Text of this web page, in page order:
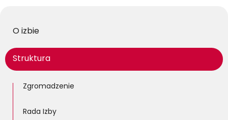
O izbie
Struktura
Zgromadzenie
Rada Izby